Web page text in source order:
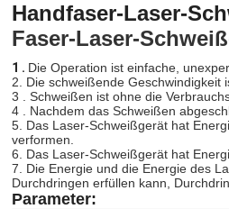
Handfaser-Laser-
Faser-Laser-
1 . Die Operation ist einfache,
2. Die schweißende Geschwindigkeit
3 . Schweißen ist ohne die
4 . Nachdem das Schweißen
5. Das Laser-Schweißgerät hat
verformen.
6. Das Laser-Schweißgerät hat
7. Die Energie und die Energie des
Durchdringen erfüllen kann,
Parameter: